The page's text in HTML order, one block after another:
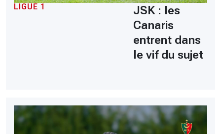
LIGUE 1
JSK : les
Canaris
entrent dans
le vif du sujet